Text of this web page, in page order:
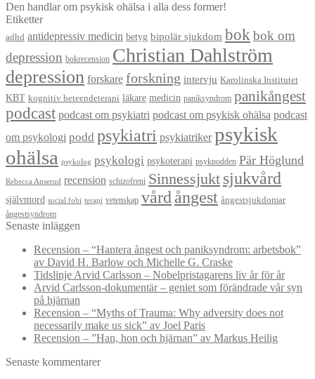
Den handlar om psykisk ohälsa i alla dess former!
Etiketter
adhd antidepressiv medicin betyg bipolär sjukdom bokbok om
depression bokrecension Christian Dahlström
depression forskare forskning intervju Karolinska Institutet
KBT kognitiv beteendeterapi läkare medicin paniksyndrom panikångest
podcast podcast om psykiatri podcast om psykisk ohälsa podcast
om psykologi podd psykiatri psykiatriker psykisk
ohälsa psykolog psykologi psykoterapi psykpodden Pär Höglund
Rebecca Anserud recension schizofreni Sinnessjukt sjukvård
självmord social fobi terapi vetenskap vård ångest ångestsjukdomar
ångestsyndrom
Senaste inläggen
Recension – “Hantera ångest och paniksyndrom: arbetsbok”
av David H. Barlow och Michelle G. Craske
Tidslinje Arvid Carlsson – Nobelpristagarens liv år för år
Arvid Carlsson-dokumentär – geniet som förändrade vår syn
på hjärnan
Recension – “Myths of Trauma: Why adversity does not
necessarily make us sick” av Joel Paris
Recension – ”Han, hon och hjärnan” av Markus Heilig
Senaste kommentarer